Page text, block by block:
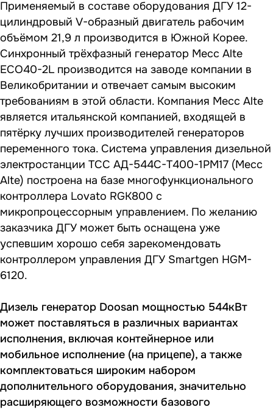
Применяемый в составе оборудования ДГУ 12-
цилиндровый V-образный двигатель рабочим
объёмом 21,9 л производится в Южной Корее.
Синхронный трёхфазный генератор Mecc Alte
ECO40-2L производится на заводе компании в
Великобритании и отвечает самым высоким
требованиям в этой области. Компания Mecc Alte
является итальянской компанией, входящей в
пятёрку лучших производителей генераторов
переменного тока. Система управления дизельной
электростанции ТСС АД-544С-Т400-1РМ17 (Mecc
Alte) построена на базе многофункционального
контроллера Lovato RGK800 с
микропроцессорным управлением. По желанию
заказчика ДГУ может быть оснащена уже
успевшим хорошо себя зарекомендовать
контроллером управления ДГУ Smartgen HGM-
6120.
Дизель генератор Doosan мощностью 544кВт
может поставляться в различных вариантах
исполнения, включая контейнерное или
мобильное исполнение (на прицепе), а также
комплектоваться широким набором
дополнительного оборудования, значительно
расширяющего возможности базового